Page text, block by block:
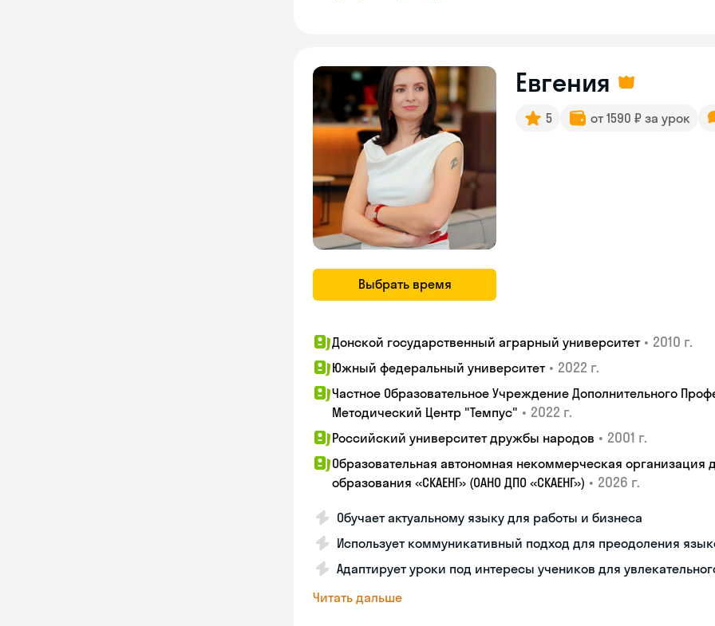
Выбрать время
Евгения
5 от 1590 ₽ за урок
Донской государственный аграрный университет • 2010 г.
Южный федеральный университет • 2022 г.
Частное Образовательное Учреждение Дополнительного
Методический Центр "Темпус" • 2022 г.
Российский университет дружбы народов • 2001 г.
Образовательная автономная некоммерческая организация
образования «СКАЕНГ» (ОАНО ДПО «СКАЕНГ») • 2026 г.
Обучает актуальному языку для работы и бизнеса
Использует коммуникативный подход для преодоления
Адаптирует уроки под интересы учеников для
Читать дальше